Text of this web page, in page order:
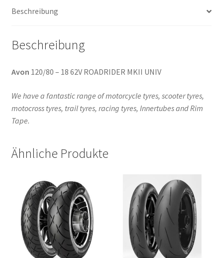
Beschreibung
Beschreibung
Avon 120/80 – 18 62V ROADRIDER MKII UNIV
We have a fantastic range of motorcycle tyres, scooter tyres,
motocross tyres, trail tyres, racing tyres, Innertubes and Rim
Tape.
Ähnliche Produkte